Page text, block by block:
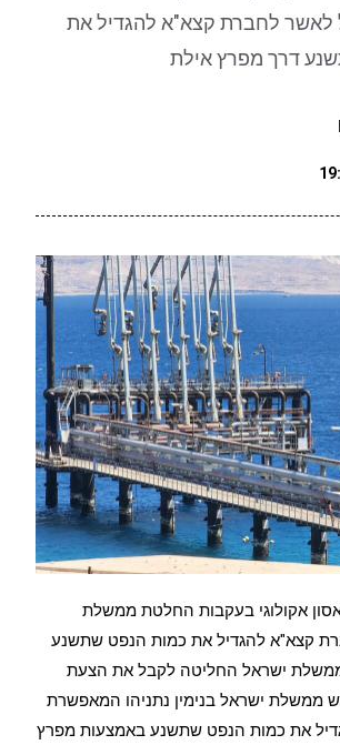
לחברת קצא"א להגדיל את
דרך מפרץ אילת
אקולוגי בעקבות החלטת ממשלת
קצא"א להגדיל את כמות הנפט שתשנע
ישראל החליטה לקבל את הצעת
ממשלת ישראל בנימין נתניהו המאפשרת
את כמות הנפט שתשנע באמצעות מפרץ